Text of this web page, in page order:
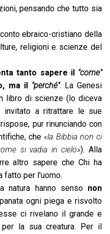
pensando che tutto sia
ebraico-cristiano della
religioni e scienze del
tanto sapere il "come"
ma il "perché". La Genesi
libro di scienze (lo diceva
invitato a ritrattare le sue
pur rinunciando con
che «la Bibbia non ci
si vadia in cielo»). Alla
altro sapere che Chi ha
fatto per l'uomo.
hanno senso non
ogni piega e risvolto
ci rivelano il grande e
la sua creatura. Per il